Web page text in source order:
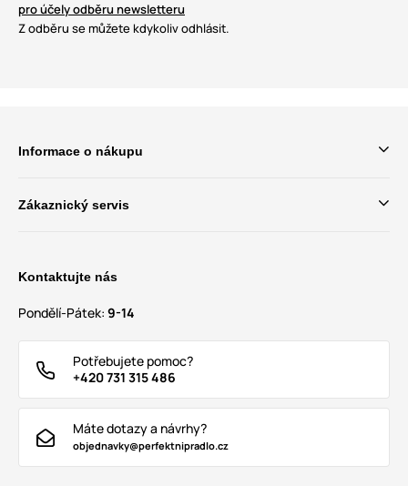
pro účely odběru newsletteru
Z odběru se můžete kdykoliv odhlásit.
Informace o nákupu
Zákaznický servis
Kontaktujte nás
Pondělí-Pátek: 9-14
Potřebujete pomoc?
+420 731 315 486
Máte dotazy a návrhy?
objednavky@perfektnipradlo.cz